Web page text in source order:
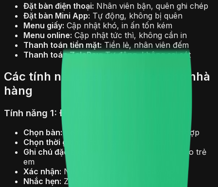
Đặt bàn điện thoại: Nhân viên bận, quên ghi chép
Đặt bàn Mini App: Tự động, không bị quên
Menu giấy: Cập nhật khó, in ấn tốn kém
Menu online: Cập nhật tức thì, không cần in
Thanh toán tiền mặt: Tiền lẻ, nhân viên đếm
Thanh toán ZaloPay:Tự động, không sai sót
Các tính năng Zalo Mini App cho nhà
hàng
Tính năng 1: Đặt bàn online
Chọn bàn:Xem sơ đồ bàn, chọn bàn thích hợp
Chọn thời gian:
Ghi chú đặc biệt:
Yêu cầu chỗ ngồi riêng, cho trẻ
em
Xác nhận: Nhận ZNS xác nhận ngay lập tức
Nhắc hẹn: ZNS nhắc 2 tiếng trước khi đến